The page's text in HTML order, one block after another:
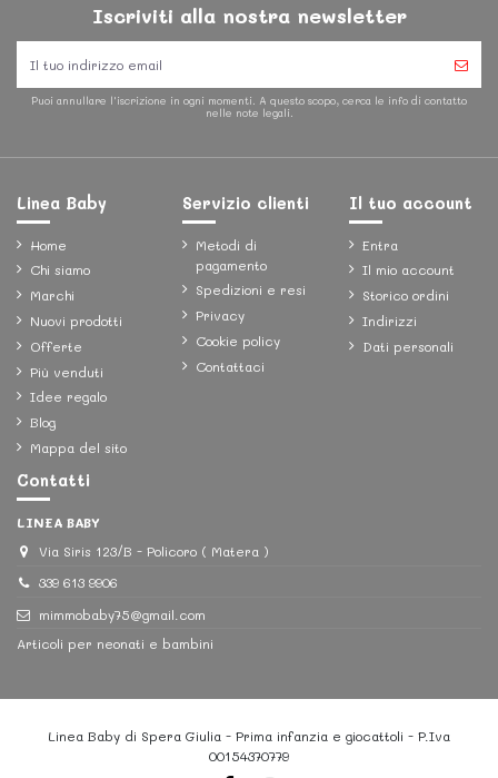
Iscriviti alla nostra newsletter
Puoi annullare l'iscrizione in ogni momenti. A questo scopo, cerca le info di contatto
nelle note legali.
Linea Baby
Home
Chi siamo
Marchi
Nuovi prodotti
Offerte
Più venduti
Idee regalo
Blog
Mappa del sito
Servizio clienti
Metodi di
pagamento
Spedizioni e resi
Privacy
Cookie policy
Contattaci
Il tuo account
Entra
Il mio account
Storico ordini
Indirizzi
Dati personali
Contatti
LINEA BABY
Via Siris 123/B - Policoro ( Matera )
339 613 9906
mimmobaby75@gmail.com
Articoli per neonati e bambini
Linea Baby di Spera Giulia - Prima infanzia e giocattoli - P.Iva
00154370779